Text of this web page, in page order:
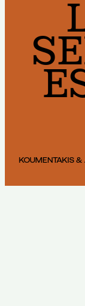
KOUMENTAKIS